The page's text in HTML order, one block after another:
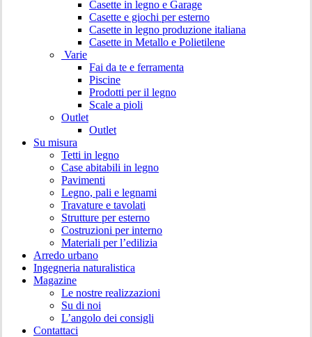
Casette in legno e Garage
Casette e giochi per esterno
Casette in legno produzione italiana
Casette in Metallo e Polietilene
Varie
Fai da te e ferramenta
Piscine
Prodotti per il legno
Scale a pioli
Outlet
Outlet
Su misura
Tetti in legno
Case abitabili in legno
Pavimenti
Legno, pali e legnami
Travature e tavolati
Strutture per esterno
Costruzioni per interno
Materiali per l’edilizia
Arredo urbano
Ingegneria naturalistica
Magazine
Le nostre realizzazioni
Su di noi
L’angolo dei consigli
Contattaci